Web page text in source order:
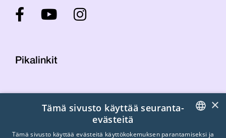
Pikalinkit
Laskutustiedot
Tietosuojaseloste
FINNISH
×
Tämä sivusto käyttää seuranta-
evästeitä
Tämä sivusto käyttää evästeitä käyttökokemuksen parantamiseksi ja